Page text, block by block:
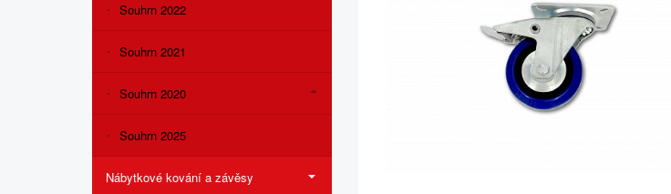
Souhrn 2022
Souhrn 2021
Souhrn 2020
Souhrn 2025
Nábytkové kování a závěsy